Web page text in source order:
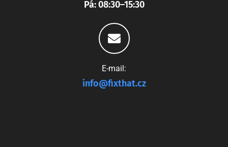
Pá: 08:30–15:30
E-mail:
info@fixthat.cz